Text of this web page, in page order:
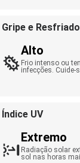
Gripe e Resfriado
Alto
Frio intenso ou
infecções. Cuide-
Índice UV
Extremo
Radiação solar
sol nas horas